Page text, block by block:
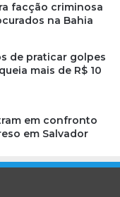
facção criminosa
na Bahia
de praticar golpes
mais de R$ 10
em confronto
em Salvador